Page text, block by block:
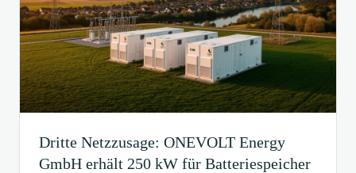
Dritte Netzzusage: ONEVOLT Energy
GmbH erhält 250 kW für Batteriespeicher